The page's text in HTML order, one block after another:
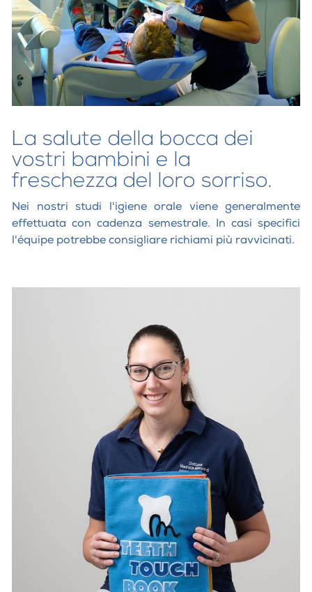
La salute della bocca dei
vostri bambini e la
freschezza del loro sorriso.
Nei nostri studi l'igiene orale viene generalmente
effettuata con cadenza semestrale. In casi specifici
l'équipe potrebbe consigliare richiami più ravvicinati.